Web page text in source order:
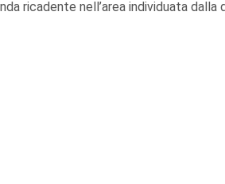
ricadente nell’area individuata